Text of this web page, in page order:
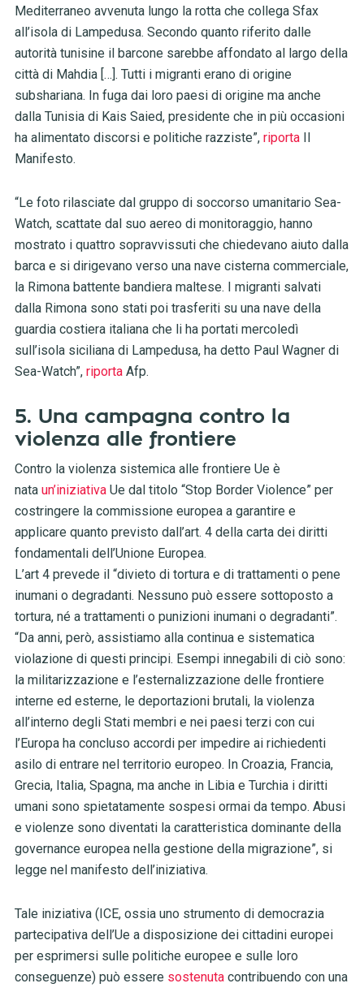
Mediterraneo avvenuta lungo la rotta che collega Sfax
all’isola di Lampedusa. Secondo quanto riferito dalle
autorità tunisine il barcone sarebbe affondato al largo della
città di Mahdia […]. Tutti i migranti erano di origine
subshariana. In fuga dai loro paesi di origine ma anche
dalla Tunisia di Kais Saied, presidente che in più occasioni
ha alimentato discorsi e politiche razziste”, riportaIl
Manifesto.
“Le foto rilasciate dal gruppo di soccorso umanitario Sea-
Watch, scattate dal suo aereo di monitoraggio, hanno
mostrato i quattro sopravvissuti che chiedevano aiuto dalla
barca e si dirigevano verso una nave cisterna commerciale,
la Rimona battente bandiera maltese. I migranti salvati
dalla Rimona sono stati poi trasferiti su una nave della
guardia costiera italiana che li ha portati mercoledì
sull’isola siciliana di Lampedusa, ha detto Paul Wagner di
Sea-Watch”, riportaAfp.
5. Una campagna contro la
violenza alle frontiere
Contro la violenza sistemica alle frontiere Ue è
nata un’iniziativaUe dal titolo “Stop Border Violence” per
costringere la commissione europea a garantire e
applicare quanto previsto dall’art. 4 della carta dei diritti
fondamentali dell’Unione Europea.
L’art 4 prevede il “divieto di tortura e di trattamenti o pene
inumani o degradanti. Nessuno può essere sottoposto a
tortura, né a trattamenti o punizioni inumani o degradanti”.
“Da anni, però, assistiamo alla continua e sistematica
violazione di questi principi. Esempi innegabili di ciò sono:
la militarizzazione e l’esternalizzazione delle frontiere
interne ed esterne, le deportazioni brutali, la violenza
all’interno degli Stati membri e nei paesi terzi con cui
l’Europa ha concluso accordi per impedire ai richiedenti
asilo di entrare nel territorio europeo. In Croazia, Francia,
Grecia, Italia, Spagna, ma anche in Libia e Turchia i diritti
umani sono spietatamente sospesi ormai da tempo. Abusi
e violenze sono diventati la caratteristica dominante della
governance europea nella gestione della migrazione”, si
legge nel manifesto dell’iniziativa.
Tale iniziativa (ICE, ossia uno strumento di democrazia
partecipativa dell’Ue a disposizione dei cittadini europei
per esprimersi sulle politiche europee e sulle loro
conseguenze) può essere sostenutacontribuendo con una